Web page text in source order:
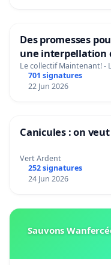
Des promesses
une interpellation
climat et de
Le collectif Maintenant! -
701 signatures
22 Jun 2026
Canicules : on
Vert Ardent
252 signatures
24 Jun 2026
Sauvons